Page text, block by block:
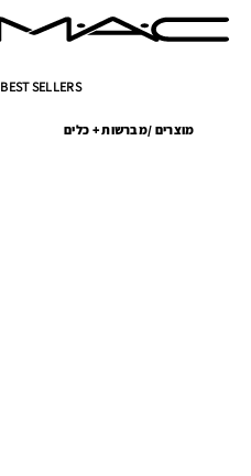
BEST SELLERS
מוצרים /מברשות + כלים